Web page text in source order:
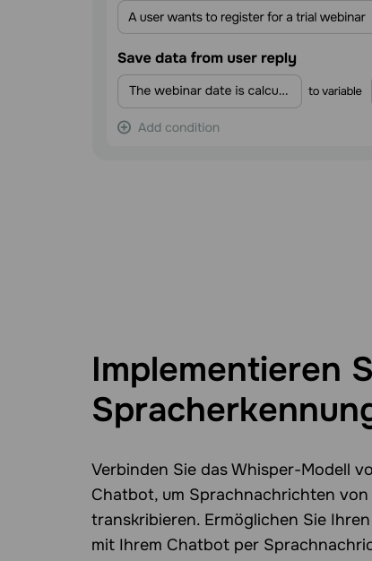
Implementieren
Verbinden Sie das Whisper-Modell
Chatbot, um Sprachnachrichten
transkribieren. Ermöglichen Sie
mit Ihrem Chatbot per